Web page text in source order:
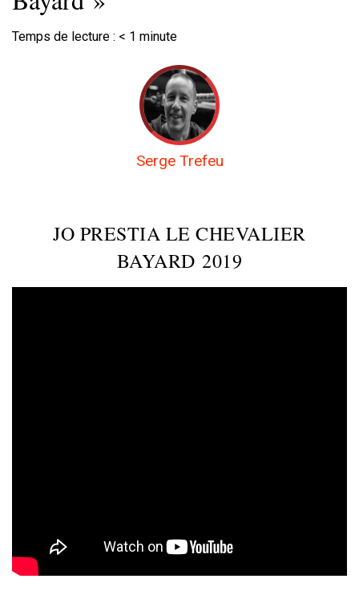
Temps de lecture : < 1 minute
Serge Trefeu
JO PRESTIA LE CHEVALIER
BAYARD 2019